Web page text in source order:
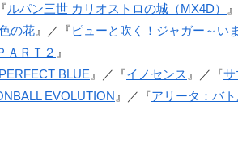
ルパン三世 カリオストロの城（MX4D）
の花 』／『ピューと吹く！ジャガー～い
ＡＲＴ２ 』
PERFECT BLUE 』／『イノセンス 』／『サ
EVOLUTION 』／『アリータ：バ